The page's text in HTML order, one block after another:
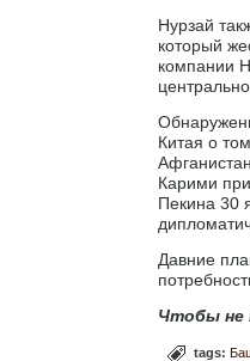
Нурзай
который
компании
Китая о
Карими
Пекина 30
Давние
Чтобы не
tags: